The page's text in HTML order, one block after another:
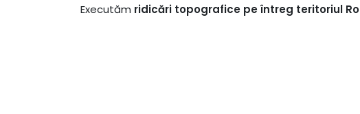
Executăm ridicări topografice pe întreg teritoriul